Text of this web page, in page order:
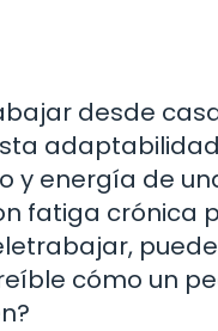
desde
energía de
fatiga crónica
cómo un